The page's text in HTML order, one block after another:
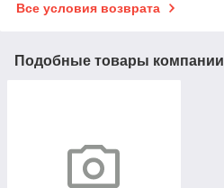
Все условия возврата
Подобные товары компании